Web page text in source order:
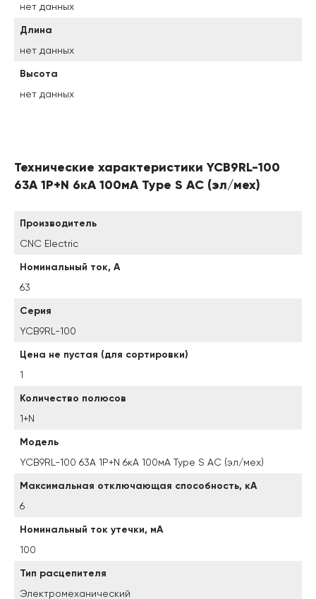
нет данных
Длина
нет данных
Высота
нет данных
Технические характеристики YCB9RL-100
63A 1P+N 6кА 100мА Type S AC (эл/мех)
Производитель
CNC Electric
Номинальный ток, А
63
Серия
YCB9RL-100
Цена не пустая (для сортировки)
1
Количество полюсов
1+N
Модель
YCB9RL-100 63A 1P+N 6кА 100мА Type S AC (эл/мех)
Максимальная отключающая способность, кА
6
Номинальный ток утечки, мА
100
Тип расцепителя
Электромеханический